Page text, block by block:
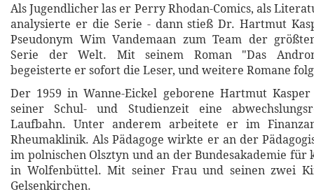
Als Jugendlicher las er Perry Rhodan-Comics, als
analysierte er die Serie - dann stieß Dr. Hartmut
Pseudonym Wim Vandemaan zum Team der
Serie der Welt. Mit seinem Roman "Das
begeisterte er sofort die Leser, und weitere Romane
Der 1959 in Wanne-Eickel geborene Hartmut
seiner Schul- und Studienzeit eine
Laufbahn. Unter anderem arbeitete er im
Rheumaklinik. Als Pädagoge wirkte er an der
im polnischen Olsztyn und an der Bundesakademie
in Wolfenbüttel. Mit seiner Frau und seinen zwei
Gelsenkirchen.